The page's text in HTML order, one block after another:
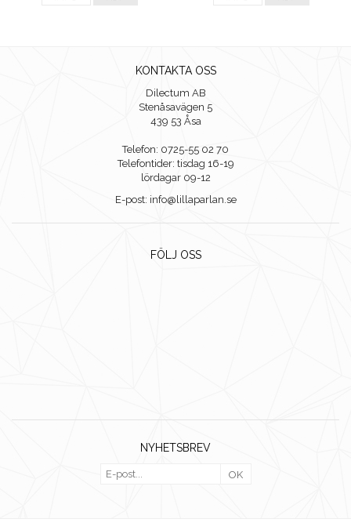
KONTAKTA OSS
Dilectum AB
Stenåsavägen 5
439 53 Åsa
Telefon: 0725-55 02 70
Telefontider: tisdag 16-19
lördagar 09-12
E-post: info@lillaparlan.se
FÖLJ OSS
NYHETSBREV
OK